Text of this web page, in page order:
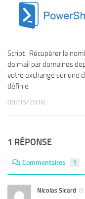
Script : Récupérer le
de mail par domaines
votre exchange sur une
définie
09/05/2018
1 RÉPONSE
Commentaires 1
Nicolas Sicard